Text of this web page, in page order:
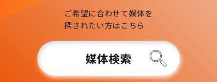
ご希望に合わせて媒体を
探されたい方はこちら
媒体検索